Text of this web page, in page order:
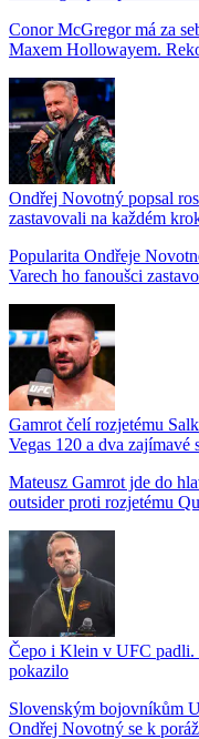
Conor McGregor má za
Maxem Hollowayem.
Ondřej Novotný popsal
zastavovali na každém
Popularita Ondřeje
Varech ho fanoušci
Gamrot čelí rozjetému
Vegas 120 a dva zajímavé
Mateusz Gamrot jde do
outsider proti rozjetému
Čepo i Klein v UFC padli.
pokazilo
Slovenským bojovníkům
Ondřej Novotný se k